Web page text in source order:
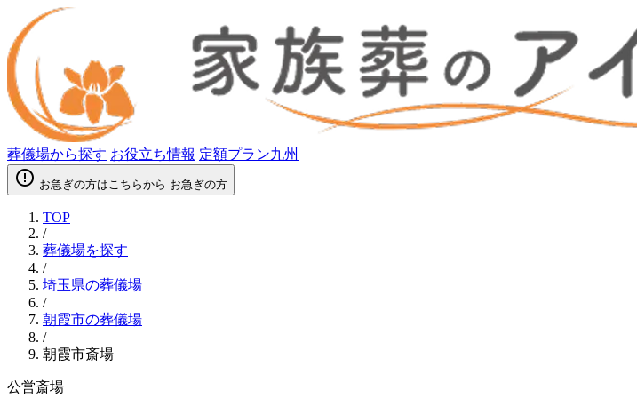
葬儀場から探す お役立ち情報 定額プラン九州
error_outline お急ぎの方はこちらから お急ぎの方
TOP
/
葬儀場を探す
/
埼玉県の葬儀場
/
朝霞市の葬儀場
/
朝霞市斎場
公営斎場